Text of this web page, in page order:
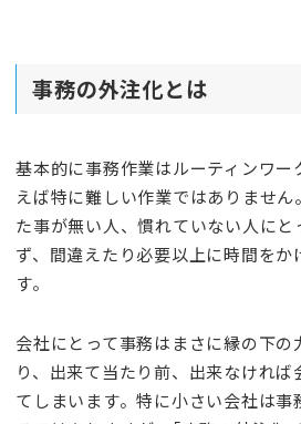
事務の外注化とは
基本的に事務作業はルーティンワー
えば特に難しい作業ではありませ
た事が無い人、慣れていない人にと
ず、間違えたり必要以上に時間をか
す。
会社にとって事務はまさに縁の下の
り、出来て当たり前、出来なけれ
てしまいます。特に小さい会社は事